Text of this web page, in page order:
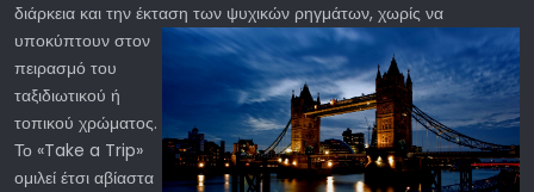
διάρκεια και την έκταση των ψυχικών ρηγμάτων, χωρίς να
υποκύπτουν στον
πειρασμό του
ταξιδιωτικού ή
τοπικού χρώματος.
Το «Take a Trip»
ομιλεί έτσι αβίαστα